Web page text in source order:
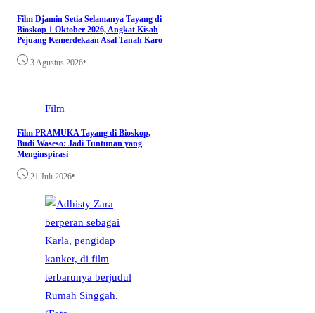
Film Djamin Setia Selamanya Tayang di
Bioskop 1 Oktober 2026, Angkat Kisah
Pejuang Kemerdekaan Asal Tanah Karo
3 Agustus 2026•
Film
Film PRAMUKA Tayang di Bioskop,
Budi Waseso: Jadi Tuntunan yang
Menginspirasi
21 Juli 2026•